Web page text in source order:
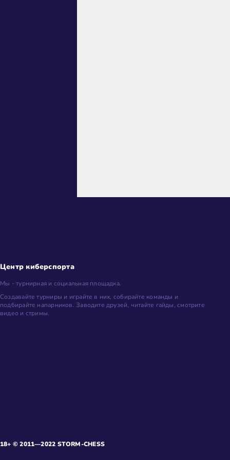
Центр киберспорта
Мы - турнирная и социальная площадка.
Создавайте турниры и играйте в них, собирайте команды и
подбирайте напарников. Заводите друзей, читайте гайды, смотрите
видео и стримы.
18+ © 2011—2022 STORM-CHESS